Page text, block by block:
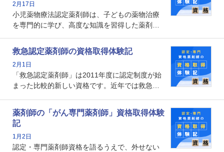
の証明になる資格と言えます。
2月17日
小児薬物療法認定薬剤師は、子どもの薬物治療
を専門的に学び、高度な知識を習得した薬剤師
や、特有の疾患、心理状況を理解し、専門性を
深めることで、子どもとその保護者に寄り添え
る存在です。今回はそんな小児薬物療法認定薬
剤師の取得体験記をご紹介します。
救急認定薬剤師の資格取得体験記
2月1日
「救急認定薬剤師」は2011年度に認定制度が始
まった比較的新しい資格です。近年では救急病
増えているのではないでしょうか。今回はそん
な救急認定薬剤師の取得体験記をご紹介しま
す。
薬剤師の「がん専門薬剤師」資格取得体験
記
1月2日
認定・専門薬剤師資格を語るうえで、外せない